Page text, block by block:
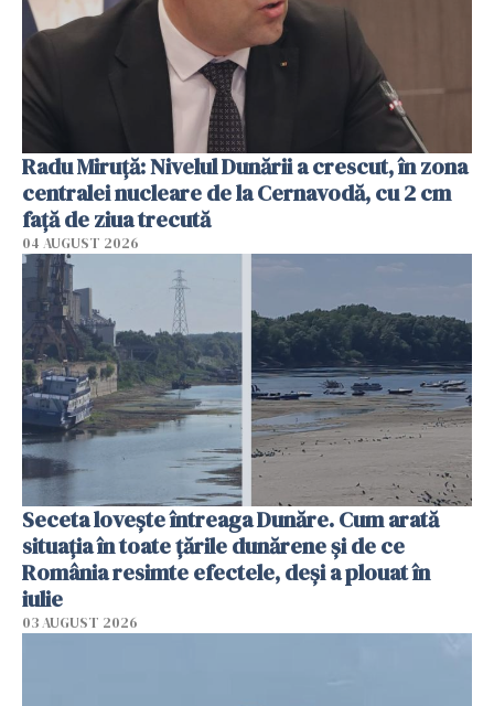
Radu Miruţă: Nivelul Dunării a crescut, în zona
centralei nucleare de la Cernavodă, cu 2 cm
faţă de ziua trecută
04 AUGUST 2026
Seceta lovește întreaga Dunăre. Cum arată
situația în toate țările dunărene și de ce
România resimte efectele, deși a plouat în
iulie
03 AUGUST 2026